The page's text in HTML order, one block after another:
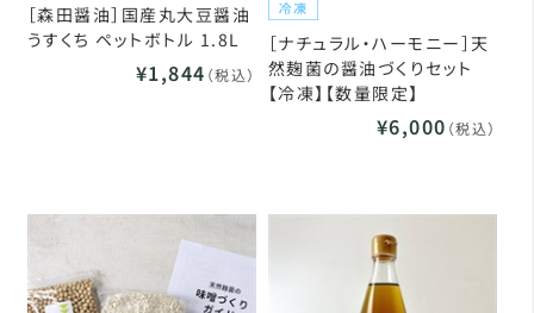
［森田醤油］国産丸大豆醤油
うすくち ペットボトル 1.8L
¥1,844 （税込）
［ナチュラル・ハーモニー］天
然麹菌の醤油づくりセット
【冷凍】【数量限定】
¥6,000 （税込）